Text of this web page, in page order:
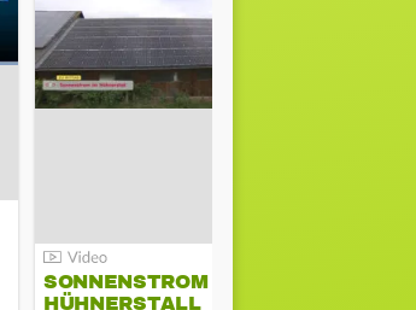
SONNENSTROM IM
HÜHNERSTALL